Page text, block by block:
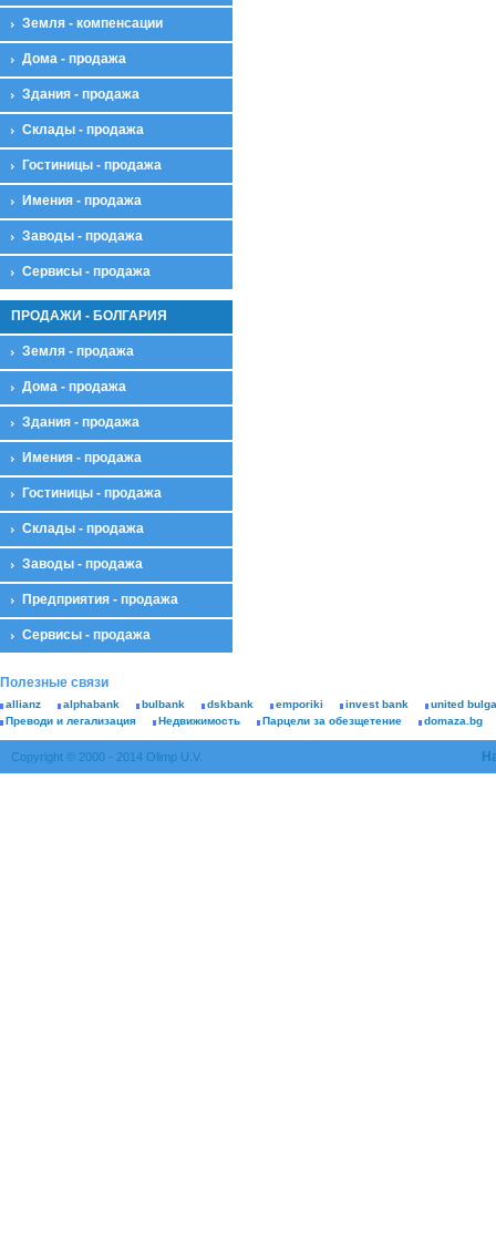
Земля - компенсации
Дома - продажа
Здания - продажа
Склады - продажа
Гостиницы - продажа
Имения - продажа
Заводы - продажа
Сервисы - продажа
ПРОДАЖИ - БОЛГАРИЯ
Земля - продажа
Дома - продажа
Здания - продажа
Имения - продажа
Гостиницы - продажа
Склады - продажа
Заводы - продажа
Предприятия - продажа
Сервисы - продажа
Полезные связи
allianz alphabank bulbank dskbank emporiki invest bank
united
Преводи и легализация
Недвижимость Парцели за обезщетение domaza.bg
Copyright © 2000 - 2014 Olimp U.V.